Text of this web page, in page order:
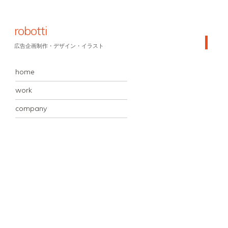
robotti
広告企画制作・デザイン・イラスト
コンテンツへスキップ
home
work
company